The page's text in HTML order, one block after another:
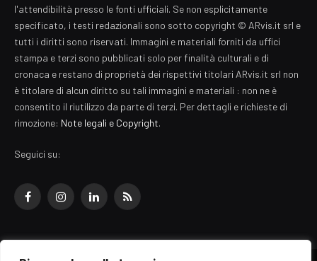
l'attendibilità presso le fonti ufficiali. Se non esplicitamente
specificato, i testi redazionali sono sotto copyright © ARvis.it srl e
tutti i diritti sono riservati. Immagini e materiali forniti da uffici
stampa e terzi sono pubblicati solo per finalità culturali e di
cronaca e restano di proprietà dei rispettivi titolari ARvis.it srl non
è titolare di alcun diritto su tali immagini e materiali : non ne è
consentito il riutilizzo da parte di terzi. Per dettagli e richieste di
rimozione: Note legali e Copyright.
Seguici su:
FacebookInstagramLinkedInRSS